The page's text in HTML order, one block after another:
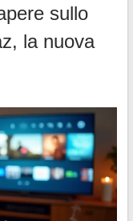
sullo
la nuova